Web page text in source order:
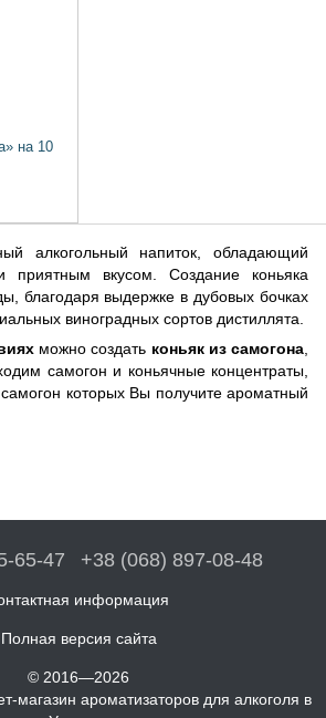
на 10
алкогольный напиток, обладающий
приятным вкусом. Создание коньяка
благодаря выдержке в дубовых бочках
виноградных сортов дистиллята.
можно создать коньяк из самогона,
самогон и коньячные концентраты,
которых Вы получите ароматный
65-47 +38 (068) 897-08-48
информация
Полная версия сайта
© 2016—2026
магазин ароматизаторов для алкоголя в